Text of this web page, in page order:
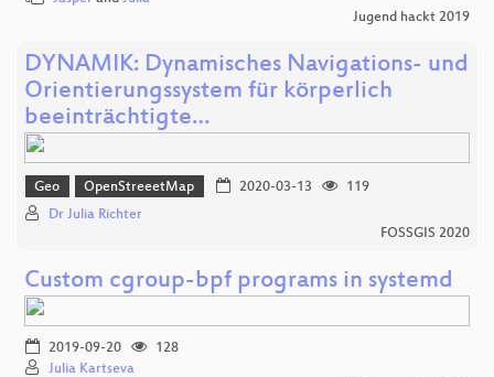
Jugend hackt 2019
DYNAMIK: Dynamisches Navigations- und
Orientierungssystem für körperlich
beeinträchtigte…
Geo OpenStreeetMap 2020-03-13
119
Dr Julia Richter
FOSSGIS 2020
Custom cgroup-bpf programs in systemd
2019-09-20
128
Julia Kartseva